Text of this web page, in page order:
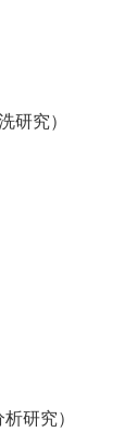
研究）
研究）